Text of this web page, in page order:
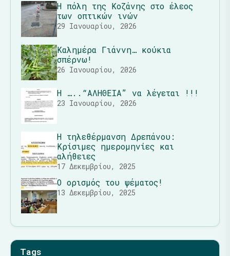
Η πόλη της Κοζάνης στο έλεος
των οπτικών ινών
29 Ιανουαρίου, 2026
Καλημέρα Γιάννη… κούκια
σπέρνω!
26 Ιανουαρίου, 2026
Η …..“ΑΛΗΘΕΙΑ” να λέγεται !!!
23 Ιανουαρίου, 2026
Η τηλεθέρμανση Δρεπάνου:
Κρίσιμες ημερομηνίες και
αλήθειες
17 Δεκεμβρίου, 2025
Ο ορισμός του ψέματος!
13 Δεκεμβρίου, 2025
Tags